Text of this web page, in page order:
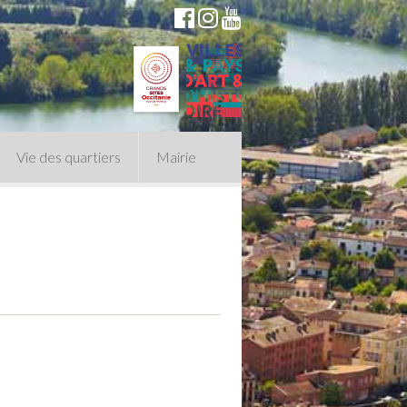
Vie des quartiers Mairie